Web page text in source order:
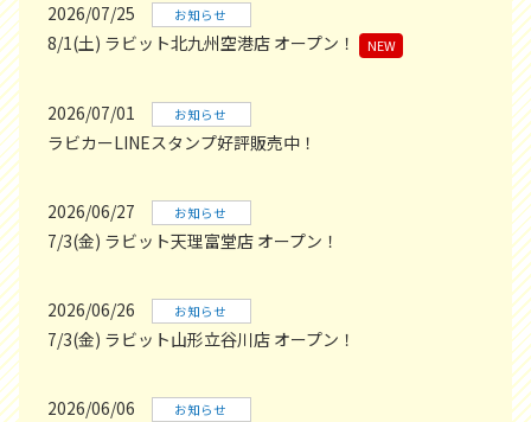
2026/07/25 お知らせ
8/1(土) ラビット北九州空港店 オープン！ NEW
2026/07/01 お知らせ
ラビカーLINEスタンプ好評販売中！
2026/06/27 お知らせ
7/3(金) ラビット天理富堂店 オープン！
2026/06/26 お知らせ
7/3(金) ラビット山形立谷川店 オープン！
2026/06/06 お知らせ